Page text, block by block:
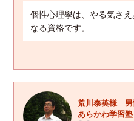
個性心理學は、やる気さ
なる資格です。
荒川泰英様 男
あらかわ学習